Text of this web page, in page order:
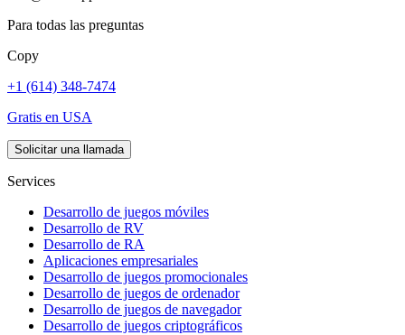
Para todas las preguntas
Copy
+1 (614) 348-7474
Gratis en USA
Solicitar una llamada
Services
Desarrollo de juegos móviles
Desarrollo de RV
Desarrollo de RA
Aplicaciones empresariales
Desarrollo de juegos promocionales
Desarrollo de juegos de ordenador
Desarrollo de juegos de navegador
Desarrollo de juegos criptográficos